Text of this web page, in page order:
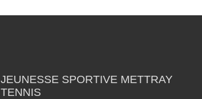
JEUNESSE SPORTIVE METTRAY
TENNIS